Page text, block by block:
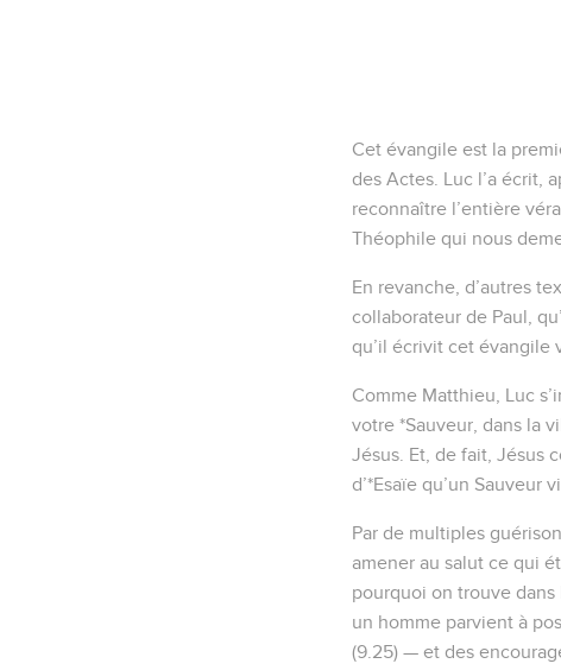
Cet évangile est la
des Actes. Luc l’a écrit,
reconnaître l’entière
Théophile qui nous
En revanche, d’autres
collaborateur de Paul,
qu’il écrivit cet évangile
Comme Matthieu, Luc
votre *Sauveur, dans la
Jésus. Et, de fait, Jésus
d’*Esaïe qu’un Sauveur
Par de multiples
amener au salut ce qui
pourquoi on trouve
un homme parvient à
(9.25) — et des